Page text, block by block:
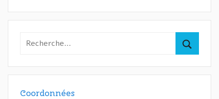
Recherche
:
Coordonnées